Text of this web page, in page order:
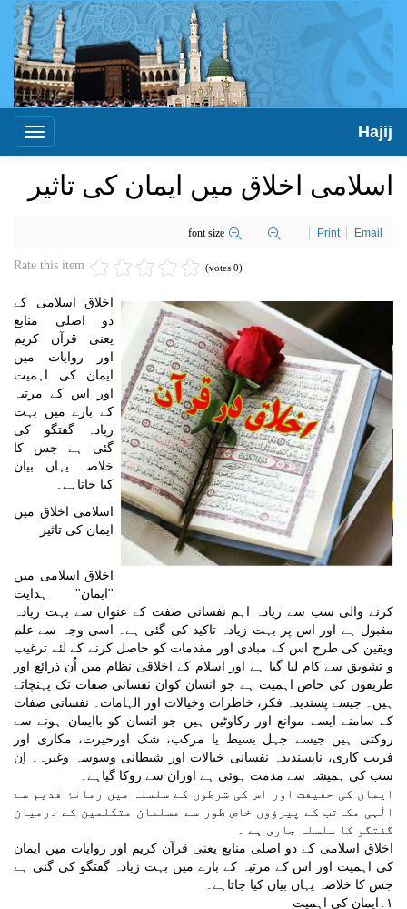
Toggle
Hajij
اسلامی اخلاق میں ایمان کی تاثیر
font size Print Email
Rate this item (0 votes)
اخلاق اسلامی کے
دو اصلی منابع
یعنی قرآن کریم
اور روایات میں
ایمان کی اہمیت
اور اس کے مرتبہ
کے بارے میں بہت
زیادہ گفتگو کی
گئی ہے جس کا
خلاصہ یہاں بیان
کیا جاتاہے۔
اسلامی اخلاق میں
ایمان کی تاثیر
اخلاق اسلامی میں
''ایمان'' ہدایت
کرنے والی سب سے زیادہ اہم نفسانی صفت کے عنوان سے بہت زیادہ
مقبول ہے اور اس پر بہت زیادہ تاکید کی گئی ہے۔ اسی وجہ سے علم
ویقین کی طرح اس کے مبادی اور مقدمات کو حاصل کرنے کے لئے ترغیب
و تشویق سے کام لیا گیا ہے اور اسلام کے اخلاقی نظام میں اُن ذرائع اور
طریقوں کی خاص اہمیت ہے جو انسان کوان نفسانی صفات تک پہنچاتے
ہیں۔ جیسے پسندیدہ فکر، خاطرات وخیالات اور الہامات۔ نفسانی صفات
کے سامنے ایسے موانع اور رکاوٹیں ہیں جو انسان کو باایمان ہونے سے
روکتی ہیں جیسے جہل بسیط یا مرکب، شک اورحیرت، مکاری اور
فریب کاری، ناپسندیدہ نفسانی خیالات اور شیطانی وسوسہ وغیرہ۔ اِن
سب کی ہمیشہ سے مذمت ہوئی ہے اوران سے روکا گیاہے۔
ایمان کی حقیقت اور اس کی شرطوں کے سلسلہ میں زمانۂ قدیم سے
الٰہی مکاتب کے پیرؤوں خاص طور سے مسلمان متکلمین کے درمیان
گفتگو کا سلسلہ جاری ہے ۔
اخلاق اسلامی کے دو اصلی منابع یعنی قرآن کریم اور روایات میں ایمان
کی اہمیت اور اس کے مرتبہ کے بارے میں بہت زیادہ گفتگو کی گئی ہے
جس کا خلاصہ یہاں بیان کیا جاتاہے۔
١۔ایمان کی اہمیت